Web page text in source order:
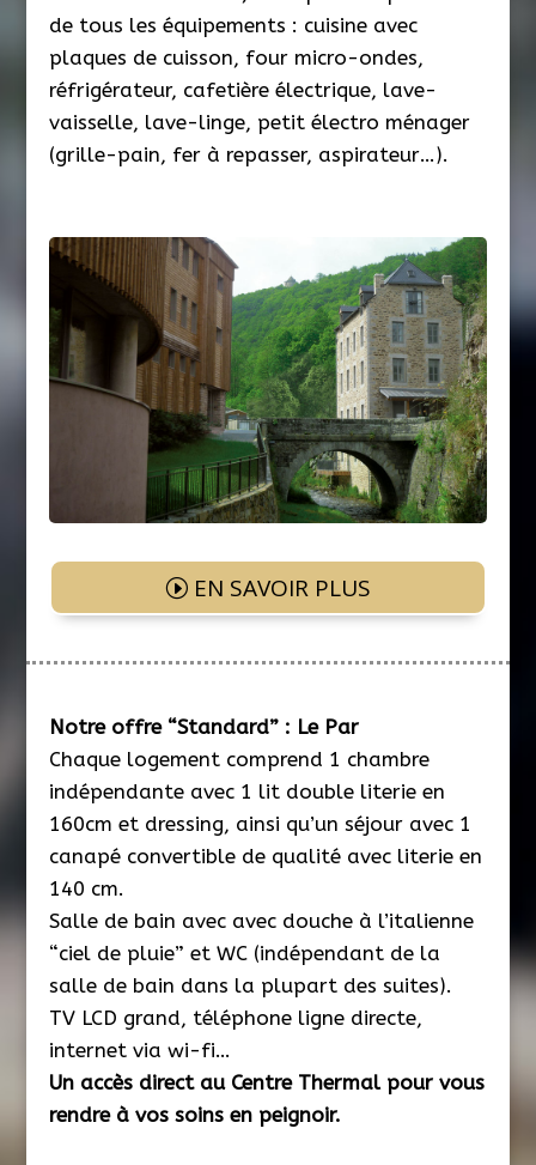
de tous les équipements : cuisine avec
plaques de cuisson, four micro-ondes,
réfrigérateur, cafetière électrique, lave-
vaisselle, lave-linge, petit électro ménager
(grille-pain, fer à repasser, aspirateur…).
EN SAVOIR PLUS
Notre offre “Standard” : Le Par
Chaque logement comprend 1 chambre
indépendante avec 1 lit double literie en
160cm et dressing, ainsi qu’un séjour avec 1
canapé convertible de qualité avec literie en
140 cm.
Salle de bain avec avec douche à l’italienne
“ciel de pluie” et WC (indépendant de la
salle de bain dans la plupart des suites).
TV LCD grand, téléphone ligne directe,
internet via wi-fi…
Un accès direct au Centre Thermal pour vous
rendre à vos soins en peignoir.